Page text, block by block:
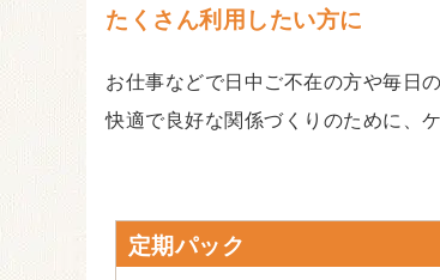
たくさん利用したい方に
お仕事などで日中ご不在の方や毎日
快適で良好な関係づくりのために、
定期パック